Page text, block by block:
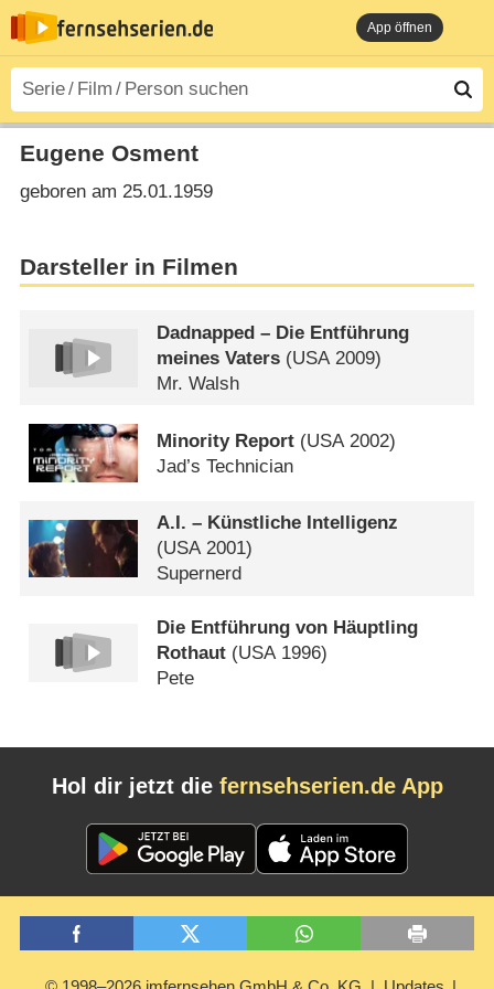
App öffnen
Eugene Osment
geboren am 25.01.1959
Darsteller in Filmen
Dadnapped – Die Entführung
meines Vaters (USA 2009)
Mr. Walsh
Minority Report (USA 2002)
Jad’s Technician
A.I. – Künstliche Intelligenz
(USA2001)
Supernerd
Die Entführung von Häuptling
Rothaut (USA1996)
Pete
Hol dir jetzt die fernsehserien.de App